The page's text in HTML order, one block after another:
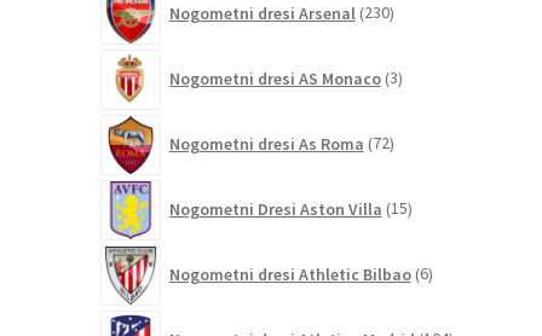
Nogometni dresi Arsenal 230izdelkov
Nogometni dresi AS Monaco 3izdelki
Nogometni dresi As Roma 72izdelkov
Nogometni Dresi Aston Villa 15izdelkov
Nogometni dresi Athletic Bilbao 6izdelkov